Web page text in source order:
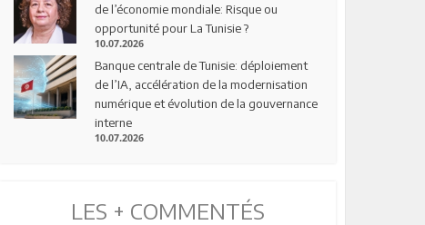
de l’économie mondiale: Risque ou
opportunité pour La Tunisie ?
10.07.2026
Banque centrale de Tunisie: déploiement
de l’IA, accélération de la modernisation
numérique et évolution de la gouvernance
interne
10.07.2026
LES + COMMENTÉS